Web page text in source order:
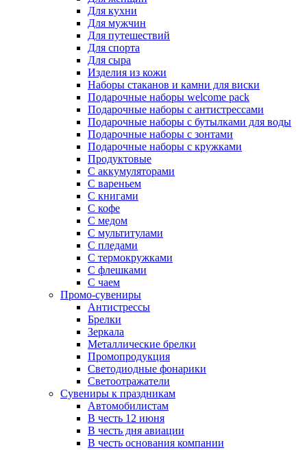
Для кухни
Для мужчин
Для путешествий
Для спорта
Для сыра
Изделия из кожи
Наборы стаканов и камни для виски
Подарочные наборы welcome pack
Подарочные наборы с антистрессами
Подарочные наборы с бутылками для воды
Подарочные наборы с зонтами
Подарочные наборы с кружками
Продуктовые
С аккумуляторами
С вареньем
С книгами
С кофе
С медом
С мультитулами
С пледами
С термокружками
С флешками
С чаем
Промо-сувениры
Антистрессы
Брелки
Зеркала
Металлические брелки
Промопродукция
Светодиодные фонарики
Светоотражатели
Сувениры к праздникам
Автомобилистам
В честь 12 июня
В честь дня авиации
В честь основания компании